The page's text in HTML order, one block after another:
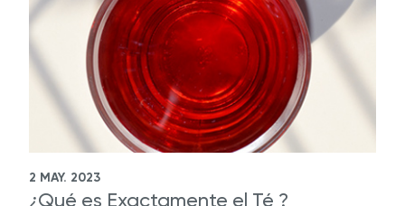
2 MAY. 2023
¿Qué es Exactamente el Té ?